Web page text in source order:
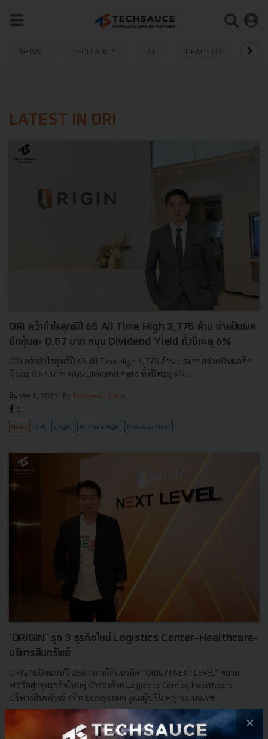
NEWS TECH & BIZ AI HEALTHTECH
LATEST IN ORI
ORI คว้ากำไรสุทธิปี 65 All Time High 3,775 ล้าน จ่ายปันผล
อีกหุ้นละ 0.57 บาท หนุน Dividend Yield ทั้งปีทะลุ 6%
ORI คว้ากำไรสุทธิปี 65 All Time High 3,775 ล้าน ประกาศจ่ายปันผลอีก
หุ้นละ 0.57 บาท หนุน Dividend Yield ทั้งปีทะลุ 6%...
มีนาคม 1, 2023 | By Techsauce Team
0
News ORI origin All Time High Dividend Yield
'ORIGIN' รุก 3 ธุรกิจใหม่ Logistics Center-Healthcare-
บริหารสินทรัพย์
ORIGINเปิดแผนปี 2564 ภายใต้แนวคิด “ORIGIN NEXT LEVEL” ขยาย
พอร์ตสู่กลุ่มธุรกิจใหม่ๆ นำร่องด้วย Logistics Center, Healthcare,
บริหารสินทรัพย์ สร้าง Ecosystem ดูแลผู้บริโภคทุกเจเนอเรช...
Techsauce Team
×